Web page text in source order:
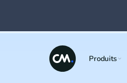
Produits